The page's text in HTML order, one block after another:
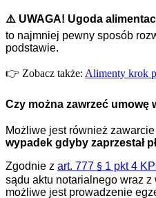
⚠️ UWAGA! Ugoda
to najmniej pewny sposób
podstawie.
👉 Zobacz także: Alimenty krok
Czy można zawrzeć umowę
Możliwe jest również
wypadek gdyby zaprzestał
Zgodnie z art. 777 § 1 pkt 4
sądu aktu notarialnego wraz
możliwe jest prowadzenie